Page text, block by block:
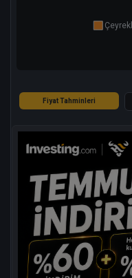
Fiyat Tahminleri